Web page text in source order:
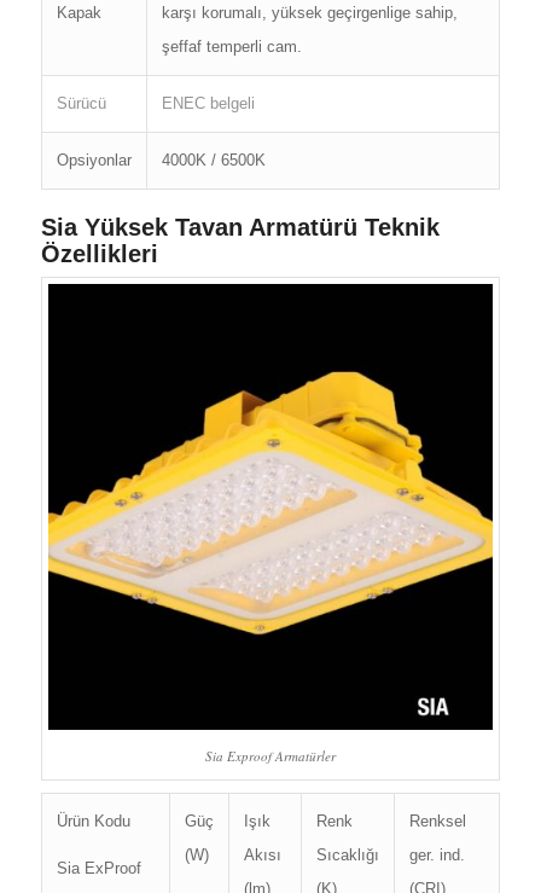
Kapak
karşı korumalı, yüksek geçirgenlige sahip,
şeffaf temperli cam.
Sürücü ENEC belgeli
Opsiyonlar 4000K / 6500K
Sia Yüksek Tavan Armatürü Teknik
Özellikleri
Sia Exproof Armatürler
Ürün Kodu
Sia ExProof
Güç
(W)
Işık
Akısı
(lm)
Renk
Sıcaklığı
(K)
Renksel
ger. ind.
(CRI)